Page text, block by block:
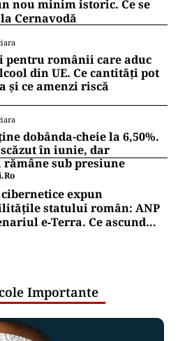
nou minim istoric. Ce se
Cernavodă
pentru românii care aduc
din UE. Ce cantități pot
și ce amenzi riscă
dobânda-cheie la 6,50%.
în iunie, dar
rămâne sub presiune
expun
statului român: ANP
e‑Terra. Ce ascund
Importante